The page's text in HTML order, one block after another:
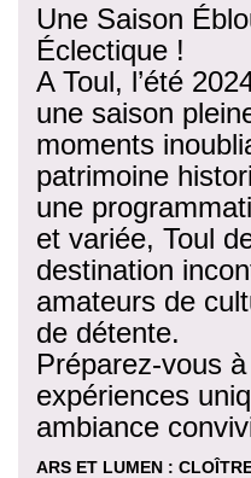
Une Saison
Éclectique !
A Toul, l’été
une saison
moments
patrimoine
une
et variée, Toul
destination
amateurs de
de détente.
Préparez-vous
expériences
ambiance
ARS ET LUMEN :